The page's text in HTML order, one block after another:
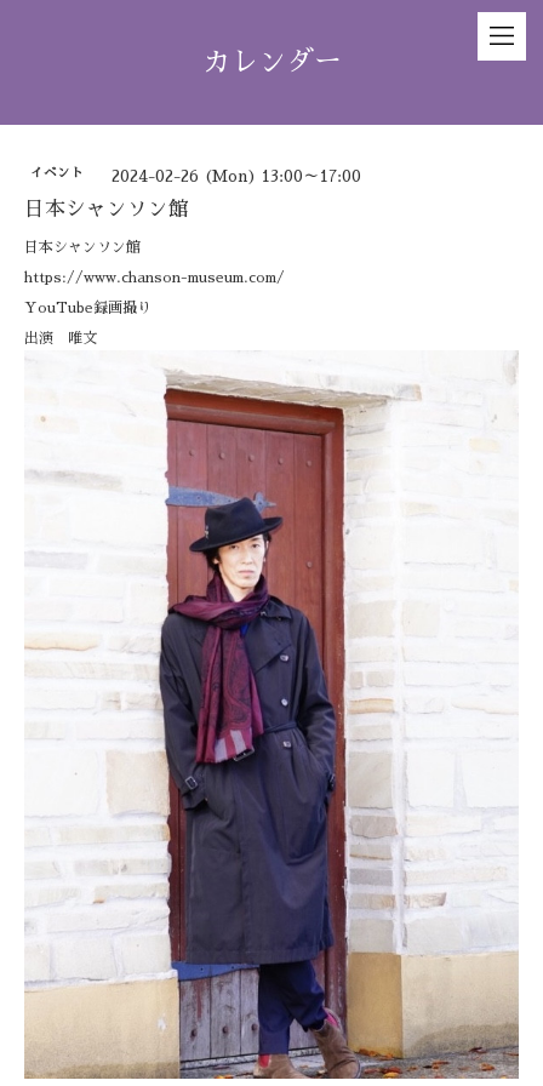
カレンダー
イベント 2024-02-26 (Mon) 13:00～17:00
日本シャンソン館
日本シャンソン館
https://www.chanson-museum.com/
YouTube録画撮り
出演 唯文